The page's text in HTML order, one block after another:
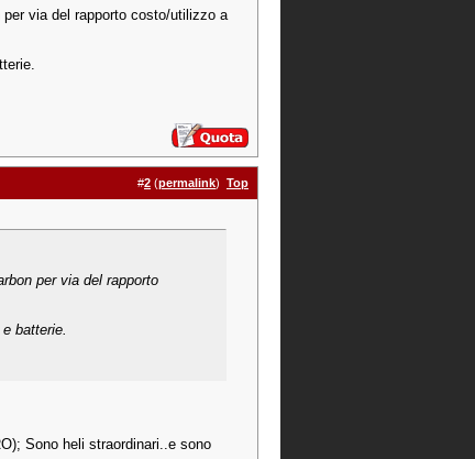
via del rapporto costo/utilizzo a
#2 (permalink) Top
per via del rapporto
batterie.
Sono heli straordinari..e sono